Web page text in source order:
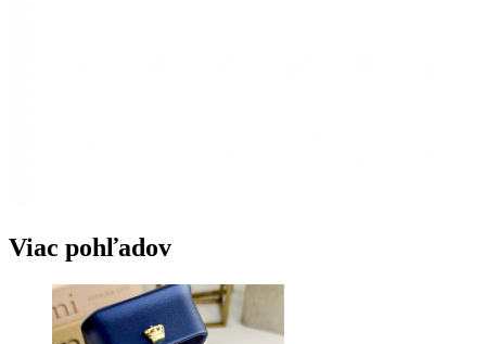
Viac pohľadov